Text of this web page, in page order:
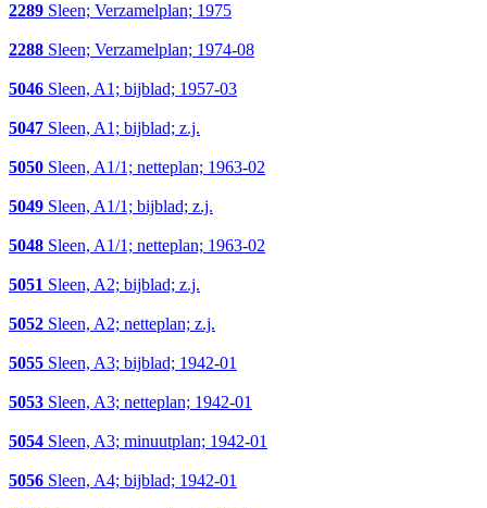
2289 Sleen; Verzamelplan; 1975
2288 Sleen; Verzamelplan; 1974-08
5046 Sleen, A1; bijblad; 1957-03
5047 Sleen, A1; bijblad; z.j.
5050 Sleen, A1/1; netteplan; 1963-02
5049 Sleen, A1/1; bijblad; z.j.
5048 Sleen, A1/1; netteplan; 1963-02
5051 Sleen, A2; bijblad; z.j.
5052 Sleen, A2; netteplan; z.j.
5055 Sleen, A3; bijblad; 1942-01
5053 Sleen, A3; netteplan; 1942-01
5054 Sleen, A3; minuutplan; 1942-01
5056 Sleen, A4; bijblad; 1942-01